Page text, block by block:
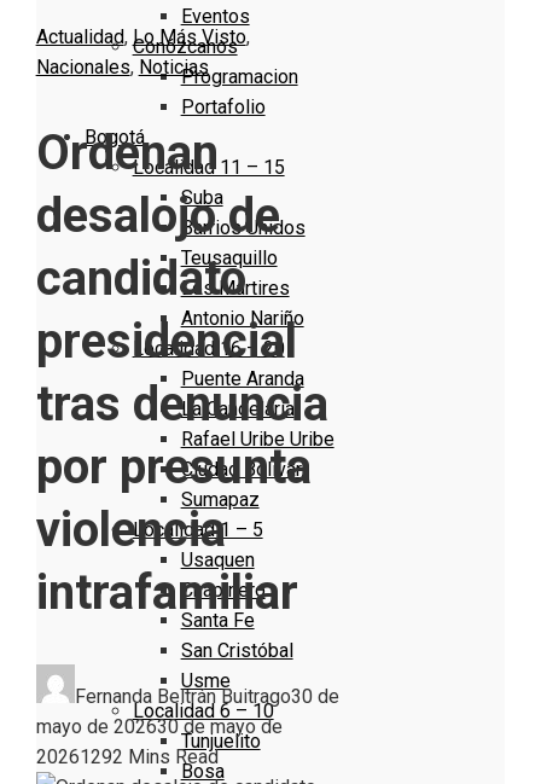
Eventos
Conózcanos
Programacion
Portafolio
Bogotá
Localidad 11 – 15
Suba
Barrios Unidos
Teusaquillo
Los Mártires
Antonio Nariño
Localidad 16 – 20
Puente Aranda
La Candelaria
Rafael Uribe Uribe
Ciudad Bolivar
Sumapaz
Localidad 1 – 5
Usaquen
Chapinero
Santa Fe
San Cristóbal
Usme
Localidad 6 – 10
Tunjuelito
Bosa
Actualidad, Lo Más Visto,
Nacionales, Noticias
Ordenan
desalojo de
candidato
presidencial
tras denuncia
por presunta
violencia
intrafamiliar
Fernanda Beltrán Buitrago30 de
mayo de 202630 de mayo de
20261292 Mins Read